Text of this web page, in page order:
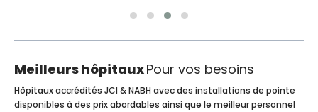
Meilleurs hôpitauxPour vos besoins
Hôpitaux accrédités JCI & NABH avec des installations de pointe
disponibles à des prix abordables ainsi que le meilleur personnel